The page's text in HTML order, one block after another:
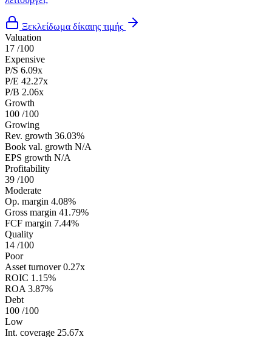
Ξεκλείδωμα δίκαιης τιμής
Valuation
17 /100
Expensive
P/S 6.09x
P/E 42.27x
P/B 2.06x
Growth
100 /100
Growing
Rev. growth 36.03%
Book val. growth N/A
EPS growth N/A
Profitability
39 /100
Moderate
Op. margin 4.08%
Gross margin 41.79%
FCF margin 7.44%
Quality
14 /100
Poor
Asset turnover 0.27x
ROIC 1.15%
ROA 3.87%
Debt
100 /100
Low
Int. coverage 25.67x